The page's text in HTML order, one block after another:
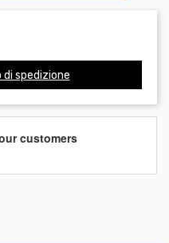
spedizione
customers